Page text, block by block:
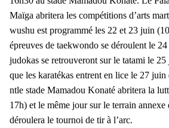
Maïga abritera les compétitions d’arts
wushu est programmé les 22 et 23 juin
épreuves de taekwondo se déroulent le
judokas se retrouveront sur le tatami le
que les karatékas entrent en lice le 27
ntle stade Mamadou Konaté abritera la
17h) et le même jour sur le terrain annexe
déroulera le tournoi de tir à l’arc.